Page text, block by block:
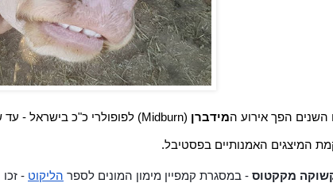
השנים הפך אירוע המידברן (Midburn) לפופולרי כ"כ בישראל - עד שנפתחה במיוחד עבורו
המיצגים האמנותיים בפסטיבל.
מקקטוס - במסגרת קמפיין מימון המונים לספר הליקוט